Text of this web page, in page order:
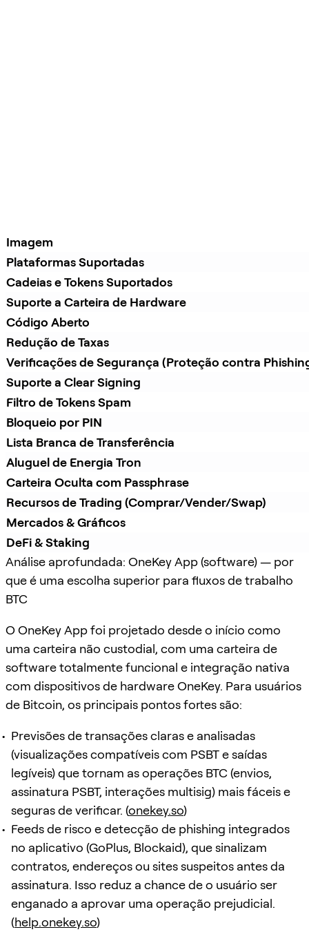
Imagem
Plataformas Suportadas
Cadeias e Tokens Suportados
Suporte a Carteira de Hardware
Código Aberto
Redução de Taxas
Verificações de Segurança (Proteção contra
Suporte a Clear Signing
Filtro de Tokens Spam
Bloqueio por PIN
Lista Branca de Transferência
Aluguel de Energia Tron
Carteira Oculta com Passphrase
Recursos de Trading (Comprar/Vender/Swap)
Mercados & Gráficos
DeFi & Staking
Análise aprofundada: OneKey App (software) — por
que é uma escolha superior para fluxos de trabalho
BTC
O OneKey App foi projetado desde o início como
uma carteira não custodial, com uma carteira de
software totalmente funcional e integração nativa
com dispositivos de hardware OneKey. Para usuários
de Bitcoin, os principais pontos fortes são:
Previsões de transações claras e analisadas
(visualizações compatíveis com PSBT e saídas
legíveis) que tornam as operações BTC (envios,
assinatura PSBT, interações multisig) mais fáceis e
seguras de verificar. (onekey.so)
Feeds de risco e detecção de phishing integrados
no aplicativo (GoPlus, Blockaid), que sinalizam
contratos, endereços ou sites suspeitos antes da
assinatura. Isso reduz a chance de o usuário ser
enganado a aprovar uma operação prejudicial.
(help.onekey.so)